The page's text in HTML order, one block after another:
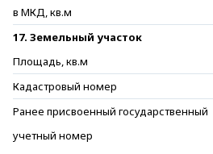
в МКД, кв.м
17. Земельный участок
Площадь, кв.м
Кадастровый номер
Ранее присвоенный государственный
учетный номер